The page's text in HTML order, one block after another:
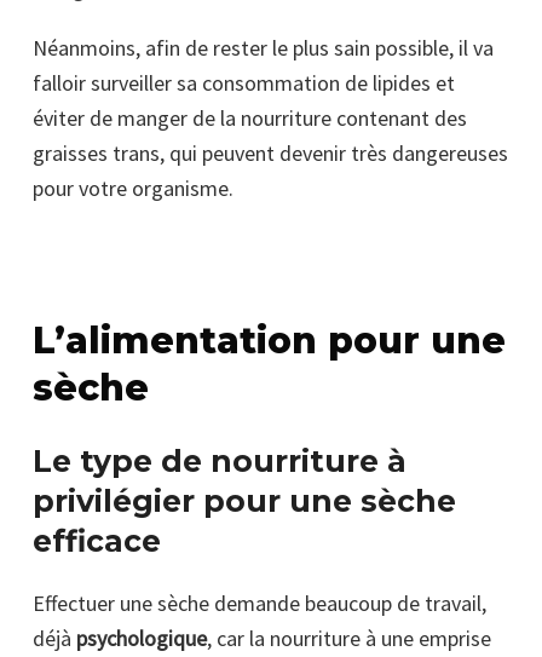
Néanmoins, afin de rester le plus sain possible, il va
falloir surveiller sa consommation de lipides et
éviter de manger de la nourriture contenant des
graisses trans, qui peuvent devenir très dangereuses
pour votre organisme.
L’alimentation pour une
sèche
Le type de nourriture à
privilégier pour une sèche
efficace
Effectuer une sèche demande beaucoup de travail,
déjà psychologique, car la nourriture à une emprise